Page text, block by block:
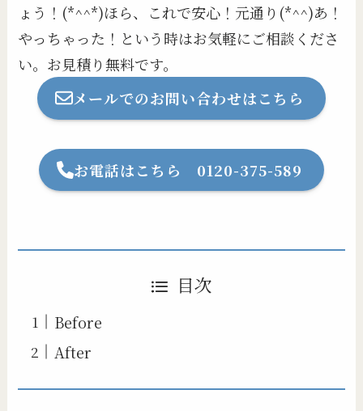
ょう！(*^^*)ほら、これで安心！元通り(*^^)あ！
やっちゃった！という時はお気軽にご相談くださ
い。お見積り無料です。
メールでのお問い合わせはこちら
お電話はこちら 0120-375-589
目次
Before
After